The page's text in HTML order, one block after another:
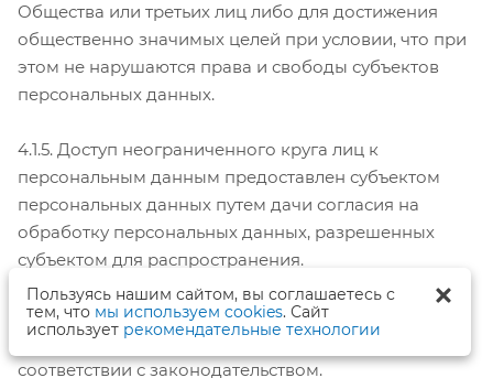
Общества или третьих лиц либо для достижения
общественно значимых целей при условии, что при
этом не нарушаются права и свободы субъектов
персональных данных.
4.1.5. Доступ неограниченного круга лиц к
персональным данным предоставлен субъектом
персональных данных путем дачи согласия на
обработку персональных данных, разрешенных
субъектом для распространения.
4.1.6. Персональные данные подлежат
опубликованию или обязательному раскрытию в
соответствии с законодательством.
Пользуясь нашим сайтом, вы соглашаетесь с
тем, что мы используем cookies. Сайт
использует рекомендательные технологии